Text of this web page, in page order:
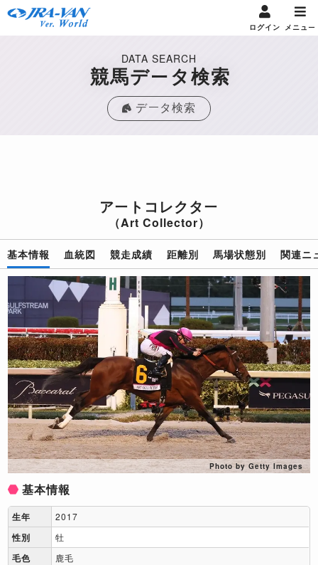
ログイン メニュー
DATA SEARCH
競馬データ検索
データ検索
アートコレクター
（Art Collector）
基本情報 血統図 競走成績 距離別 馬場状態別 関連ニ
Photo by Getty Images
基本情報
生年 2017
性別 牡
毛色 鹿毛